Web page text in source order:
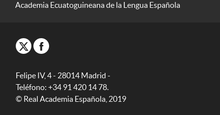
Academia Ecuatoguineana de la Lengua Española
Felipe IV, 4 - 28014 Madrid -
Teléfono: +34 91 420 14 78.
© Real Academia Española, 2019